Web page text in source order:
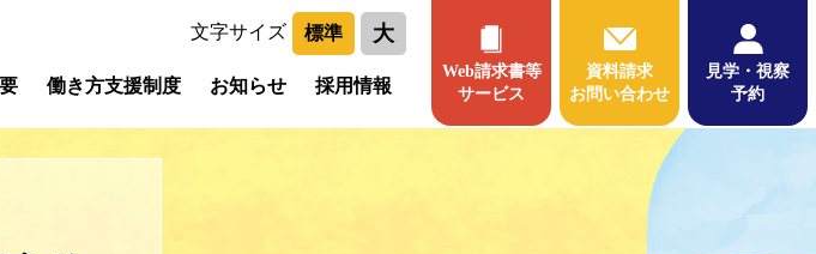
文字サイズ 標準 大
働き方支援制度 お知らせ 採用情報
Web請求書等
サービス
資料請求
お問い合わせ
見学・視察
予約